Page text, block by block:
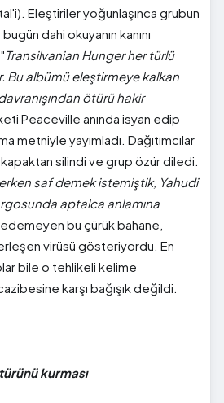
Eleştiriler yoğunlaşınca grubun
bugün dahi okuyanın kanını
Transilvanian Hunger her türlü
Bu albümü eleştirmeye kalkan
ötürü hakir
Peaceville anında isyan edip
metniyle yayımladı. Dağıtımcılar
silindi ve grup özür diledi.
saf demek istemiştik, Yahudi
aptalca anlamına
bu çürük bahane,
virüsü gösteriyordu. En
bile o tehlikeli kelime
karşı bağışık değildi.
kurması